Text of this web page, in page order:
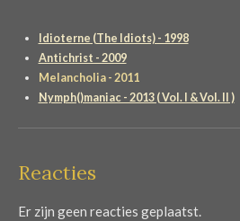
Idioterne (The Idiots) - 1998
Antichrist - 2009
Melancholia - 2011
Nymph()maniac - 2013 ( Vol. I & Vol. II )
Reacties
Er zijn geen reacties geplaatst.